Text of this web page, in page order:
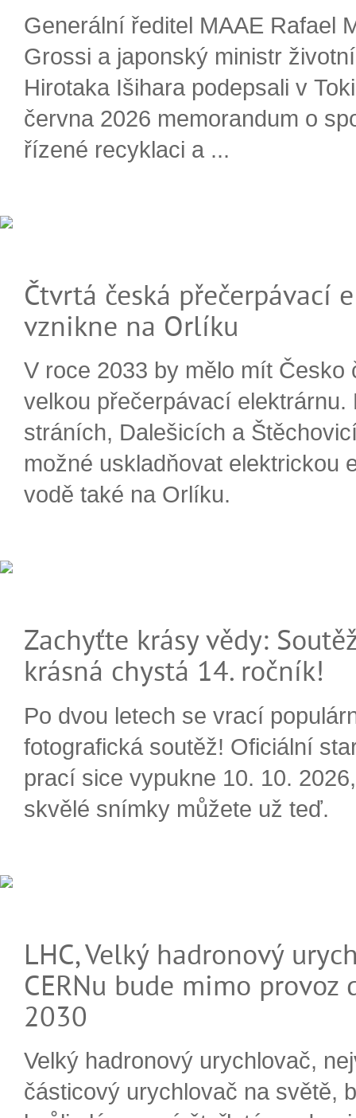
Generální ředitel MAAE Rafael
Grossi a japonský ministr
Hirotaka Išihara podepsali v
června 2026 memorandum o
řízené recyklaci a ...
Čtvrtá česká přečerpávací
vznikne na Orlíku
V roce 2033 by mělo mít Česko
velkou přečerpávací elektrárnu.
stráních, Dalešicích a
možné uskladňovat elektrickou
vodě také na Orlíku.
Zachyťte krásy vědy:
krásná chystá 14. ročník!
Po dvou letech se vrací
fotografická soutěž! Oficiální
prací sice vypukne 10. 10.
skvělé snímky můžete už teď.
LHC, Velký hadronový
CERNu bude mimo provoz
2030
Velký hadronový urychlovač,
částicový urychlovač na světě,